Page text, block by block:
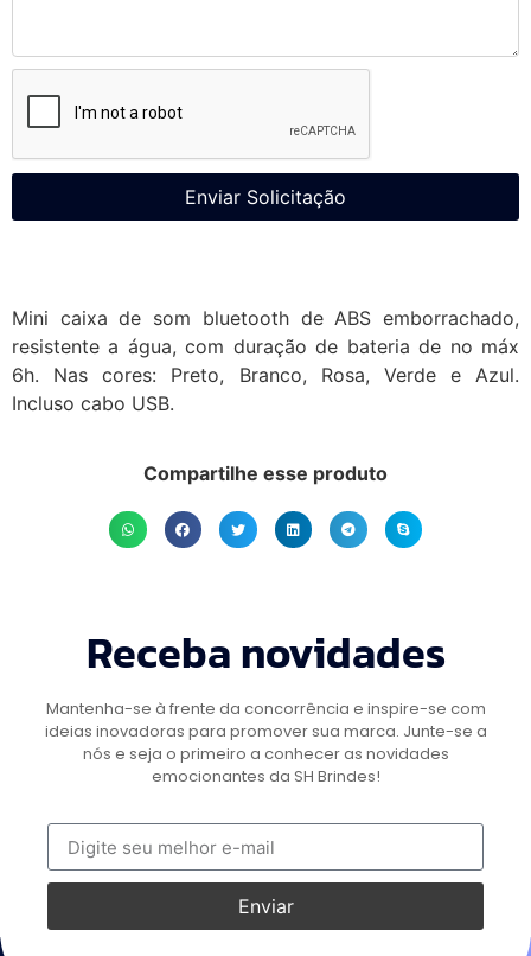
Enviar Solicitação
Mini caixa de som bluetooth de ABS emborrachado,
resistente a água, com duração de bateria de no máx
6h. Nas cores: Preto, Branco, Rosa, Verde e Azul.
Incluso cabo USB.
Compartilhe esse produto
Receba novidades
Mantenha-se à frente da concorrência e inspire-se com
ideias inovadoras para promover sua marca. Junte-se a
nós e seja o primeiro a conhecer as novidades
emocionantes da SH Brindes!
Enviar